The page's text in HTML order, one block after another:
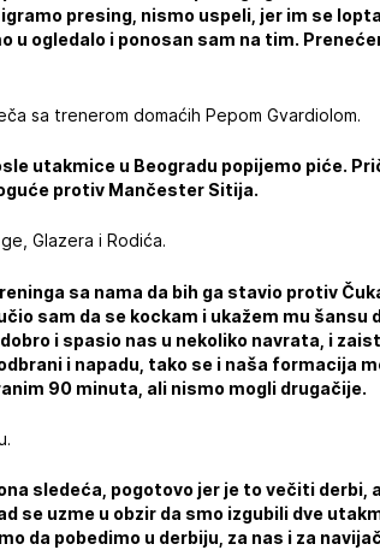
presing, nismo uspeli, jer im se
u ogledalo i ponosan sam na tim.
sa trenerom domaćih Pepom Gvardiolom.
utakmice u Beogradu popijemo piće.
protiv Mančester Sitija.
Glazera i Rodića.
sa nama da bih ga stavio protiv
sam da se kockam i ukažem mu
i spasio nas u nekoliko navrata, i
i napadu, tako se i naša formacija
90 minuta, ali nismo mogli drugačije.
sledeća, pogotovo jer je to večiti derbi,
se uzme u obzir da smo izgubili dve
da pobedimo u derbiju, za nas i za